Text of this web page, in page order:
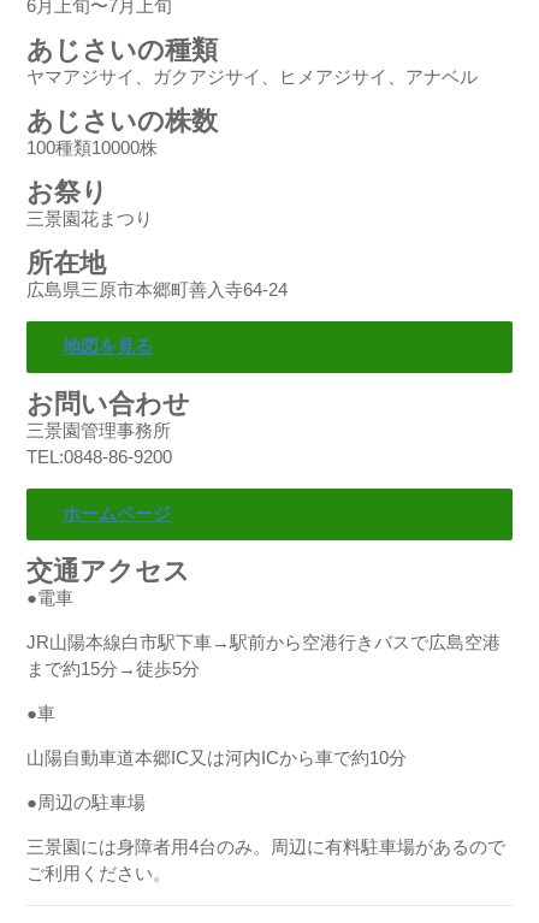
6月上旬〜7月上旬
あじさいの種類
ヤマアジサイ、ガクアジサイ、ヒメアジサイ、アナベル
あじさいの株数
100種類10000株
お祭り
三景園花まつり
所在地
広島県三原市本郷町善入寺64-24
地図を見る
お問い合わせ
三景園管理事務所
TEL:0848-86-9200
ホームページ
交通アクセス
●電車
JR山陽本線白市駅下車→駅前から空港行きバスで広島空港
まで約15分→徒歩5分
●車
山陽自動車道本郷IC又は河内ICから車で約10分
●周辺の駐車場
三景園には身障者用4台のみ。周辺に有料駐車場があるので
ご利用ください。